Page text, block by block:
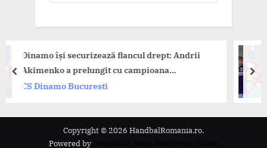
securizează flancul drept: Andrii
prelungit cu campioana
Bucuresti
Dinamo
CS
prev
Copyright © 2026 HandbalRomania.ro.
Powered by